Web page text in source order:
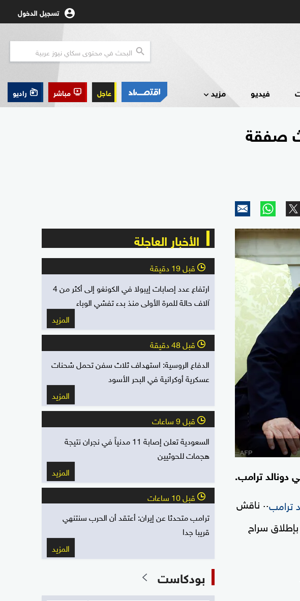
تسجيل الدخول
فيديو مزيد عاجل مباشر راديو
صفقة
دونالد ترامب.
ترامب.. ناقش
سراح
الأخبار العاجلة
l قبل 19 دقيقة
ارتفاع عدد إصابات إيبولا في الكونغو إلى أكثر من 4
آلاف حالة للمرة الأولى منذ بدء تفشي الوباء
المزيد
l قبل 48 دقيقة
الدفاع الروسية: استهداف ثلاث سفن تحمل شحنات
عسكرية أوكرانية في البحر الأسود
المزيد
l قبل 9 ساعات
السعودية تعلن إصابة 11 مدنياً في نجران نتيجة
هجمات للحوثيين
المزيد
l قبل 10 ساعات
ترامب متحدثا عن إيران: أعتقد أن الحرب سنتنهي
قريبا جدا
المزيد
بودكاست